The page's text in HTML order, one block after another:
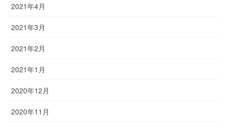
2021年4月
2021年3月
2021年2月
2021年1月
2020年12月
2020年11月